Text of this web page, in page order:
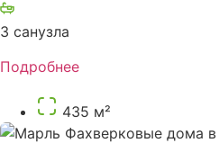
3 санузла
Подробнее
435 м²